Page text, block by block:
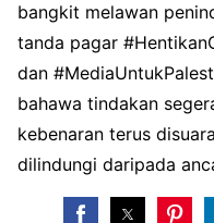
bangkit melawan
tanda pagar
dan
bahawa tindakan
kebenaran terus
dilindungi daripada